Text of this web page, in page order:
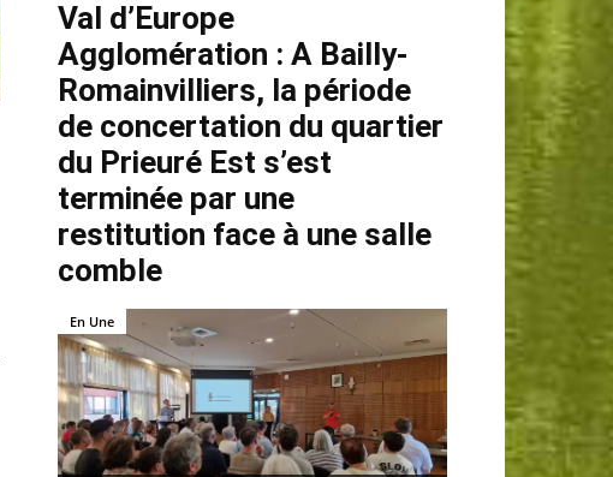
Val d’Europe
Agglomération : A Bailly-
Romainvilliers, la période
de concertation du quartier
du Prieuré Est s’est
terminée par une
restitution face à une salle
comble
En Une